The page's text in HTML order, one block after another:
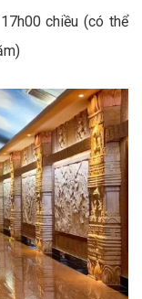
chiều (có thể